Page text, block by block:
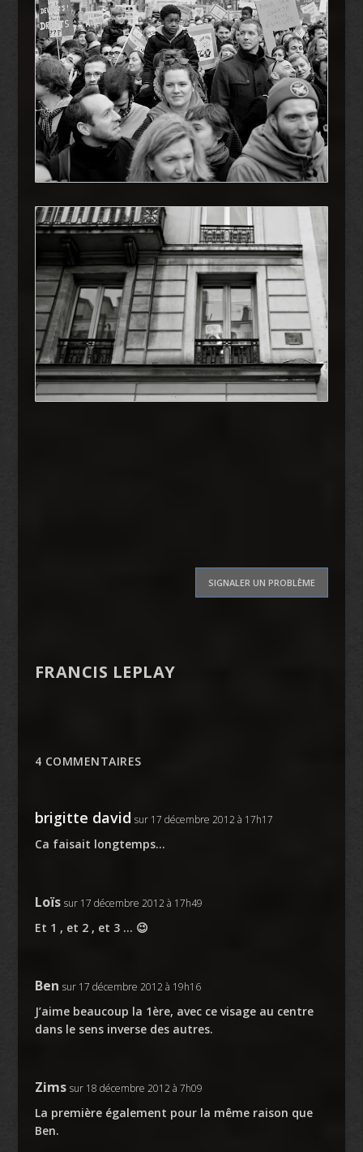
SIGNALER UN PROBLÈME
FRANCIS LEPLAY
4 COMMENTAIRES
brigitte david sur 17 décembre 2012 à 17h17
Ca faisait longtemps…
Loïs sur 17 décembre 2012 à 17h49
Et 1 , et 2 , et 3 … 😉
Ben sur 17 décembre 2012 à 19h16
J’aime beaucoup la 1ère, avec ce visage au centre
dans le sens inverse des autres.
Zims sur 18 décembre 2012 à 7h09
La première également pour la même raison que
Ben.